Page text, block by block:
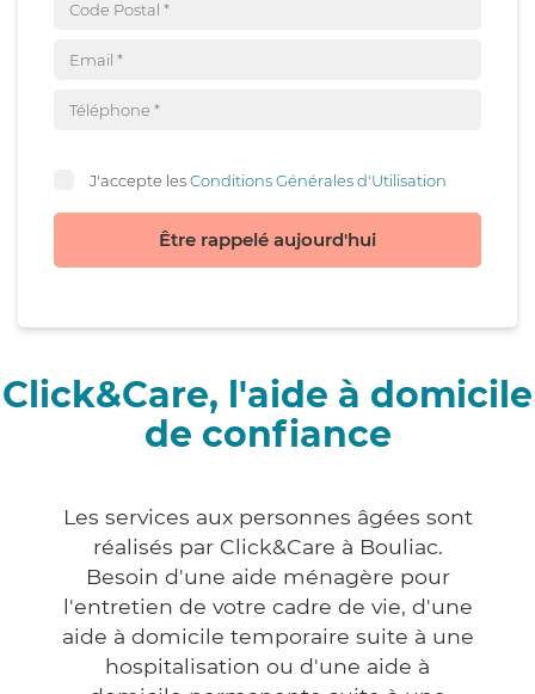
J'accepte lesConditions Générales d'Utilisation
Être rappelé aujourd'hui
Click&Care, l'aide à domicile
de confiance
Les services aux personnes âgées sont
réalisés par Click&Care à Bouliac.
Besoin d'une aide ménagère pour
l'entretien de votre cadre de vie, d'une
aide à domicile temporaire suite à une
hospitalisation ou d'une aide à